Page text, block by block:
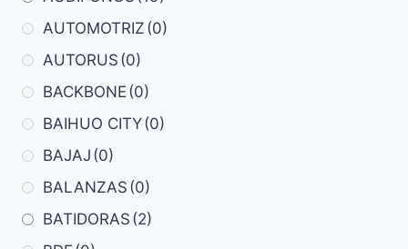
AUTOMOTRIZ (0)
AUTORUS (0)
BACKBONE (0)
BAIHUO CITY(0)
BAJAJ (0)
BALANZAS (0)
BATIDORAS (2)